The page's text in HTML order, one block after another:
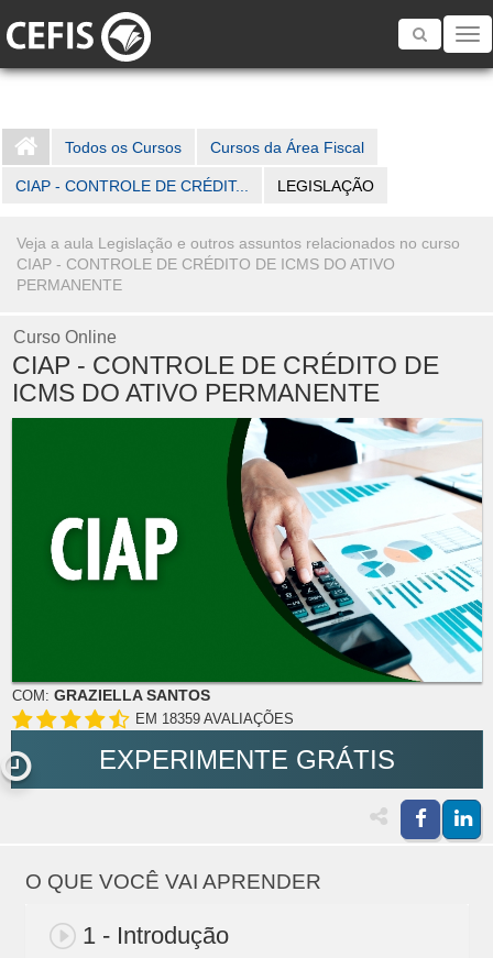
Toggle
Todos os Cursos Cursos da Área Fiscal
CIAP - CONTROLE DE CRÉDIT... LEGISLAÇÃO
Veja a aula Legislação e outros assuntos relacionados no curso
CIAP - CONTROLE DE CRÉDITO DE ICMS DO ATIVO
PERMANENTE
Curso Online
CIAP - CONTROLE DE CRÉDITO DE
ICMS DO ATIVO PERMANENTE
COM: GRAZIELLA SANTOS
EM 18359 AVALIAÇÕES
EXPERIMENTE GRÁTIS
O QUE VOCÊ VAI APRENDER
1 - Introdução